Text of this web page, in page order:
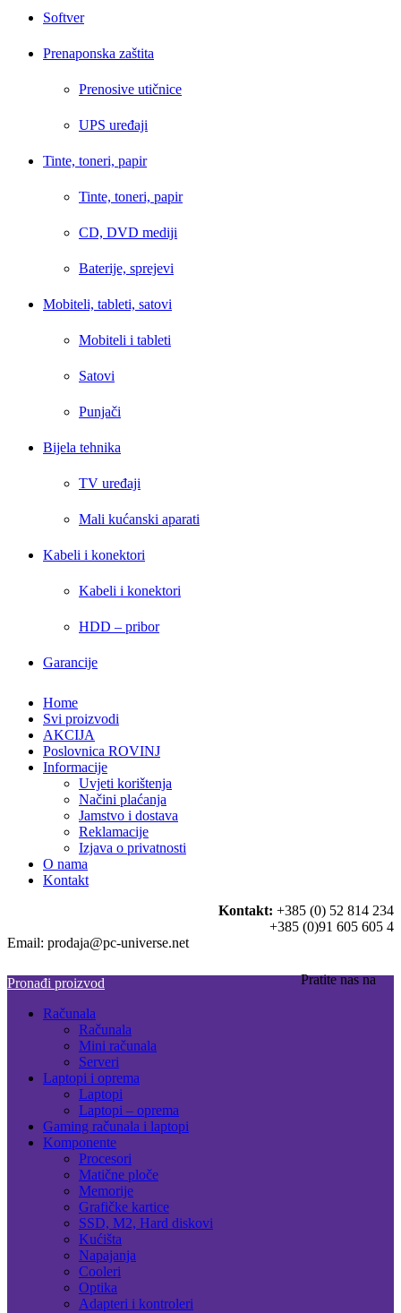
Softver
Prenaponska zaštita
Prenosive utičnice
UPS uređaji
Tinte, toneri, papir
Tinte, toneri, papir
CD, DVD mediji
Baterije, sprejevi
Mobiteli, tableti, satovi
Mobiteli i tableti
Satovi
Punjači
Bijela tehnika
TV uređaji
Mali kućanski aparati
Kabeli i konektori
Kabeli i konektori
HDD – pribor
Garancije
Home
Svi proizvodi
AKCIJA
Poslovnica ROVINJ
Informacije
Uvjeti korištenja
Načini plaćanja
Jamstvo i dostava
Reklamacije
Izjava o privatnosti
O nama
Kontakt
Kontakt: +385 (0) 52 814 234
+385 (0)91 605 605 4
Email: prodaja@pc-universe.net
Pratite nas na
Pronađi proizvod
Računala
Računala
Mini računala
Serveri
Laptopi i oprema
Laptopi
Laptopi – oprema
Gaming računala i laptopi
Komponente
Procesori
Matične ploče
Memorije
Grafičke kartice
SSD, M2, Hard diskovi
Kućišta
Napajanja
Cooleri
Optika
Adapteri i kontroleri